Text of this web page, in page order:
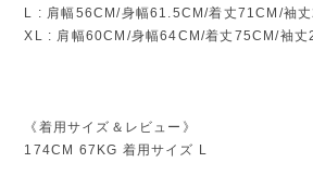
L : 肩幅56CM/身幅61.5CM/着丈71CM/袖
XL : 肩幅60CM/身幅64CM/着丈75CM/袖丈
《着用サイズ＆レビュー》
174CM 67KG 着用サイズ L